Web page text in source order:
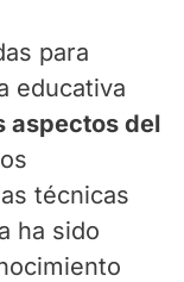
para
educativa
aspectos del
técnicas
ha sido